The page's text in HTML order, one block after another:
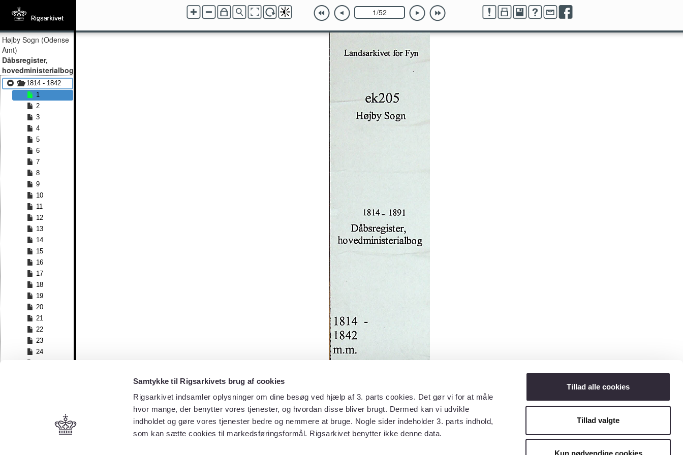
Samtykke til Rigsarkivets brug af cookies
Rigsarkivet indsamler oplysninger om dine besøg ved hjælp af 3. parts cookies. Det gør vi for at måle
hvor mange, der benytter vores tjenester, og hvordan disse bliver brugt. Dermed kan vi udvikle
indholdet og gøre vores tjenester bedre og nemmere at bruge. Nogle sider indeholder 3. parts indhold,
som kan sætte cookies til markedsføringsformål. Rigsarkivet benytter ikke denne data.
Tillad alle cookies
Tillad valgte
Kun nødvendige cookies
Højby Sogn (Odense
Amt)
Dåbsregister,
hovedministerialbog
1814 - 1842
1
2
3
4
5
6
7
8
9
10
11
12
13
14
15
16
17
18
19
20
21
22
23
24